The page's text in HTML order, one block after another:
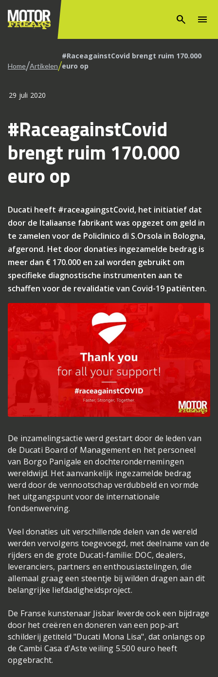
search menu
Home/Artikelen/#RaceagainstCovid brengt ruim 170.000
euro op
29 juli 2020
#RaceagainstCovid
brengt ruim 170.000
euro op
Ducati heeft #raceagaingstCovid, het initiatief dat
door de Italiaanse fabrikant was opgezet om geld in
te zamelen voor de Policlinico di S.Orsola in Bologna,
afgerond. Het door donaties ingezamelde bedrag is
meer dan € 170.000 en zal worden gebruikt om
specifieke diagnostische instrumenten aan te
schaffen voor de revalidatie van Covid-19 patiënten.
De inzamelingsactie werd gestart door de leden van
de Ducati Board of Management en het personeel
van Borgo Panigale en dochterondernemingen
wereldwijd. Het aanvankelijk ingezamelde bedrag
werd door de vennootschap verdubbeld en vormde
het uitgangspunt voor de internationale
fondsenwerving.
Veel donaties uit verschillende delen van de wereld
werden vervolgens toegevoegd, met deelname van de
rijders en de grote Ducati-familie: DOC, dealers,
leveranciers, partners en enthousiastelingen, die
allemaal graag een steentje bij wilden dragen aan dit
belangrijke liefdadigheidsproject.
De Franse kunstenaar Jisbar leverde ook een bijdrage
door het creëren en doneren van een pop-art
schilderij getiteld "Ducati Mona Lisa", dat onlangs op
de Cambi Casa d'Aste veiling 5.500 euro heeft
opgebracht.